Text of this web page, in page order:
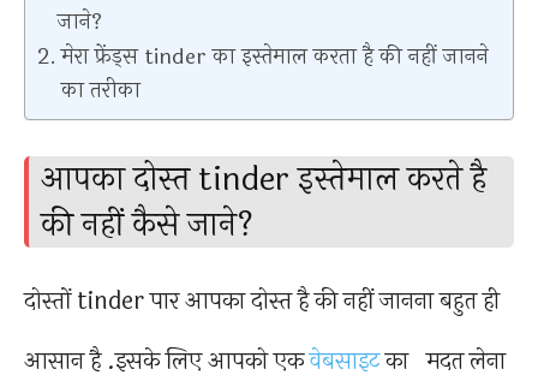
जाने?
मेरा फ्रेंड्स tinder का इस्तेमाल करता है की नहीं जानने
का तरीका
आपका दोस्त tinder इस्तेमाल करते है
की नहीं कैसे जाने?
दोस्तों tinder पार आपका दोस्त है की नहीं जानना बहुत ही
आसान है .इसके लिए आपको एकवेबसाइटका मदत लेना